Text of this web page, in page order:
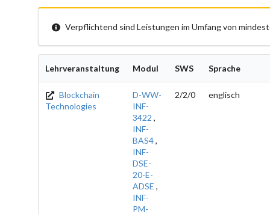
Verpflichtend sind Leistungen im Umfang von
Lehrveranstaltung Modul SWS Sprache
Blockchain
Technologies
D-WW-
INF-
3422 ,
INF-
BAS4,
INF-
DSE-
20-E-
ADSE ,
INF-
PM-
2/2/0 englisch